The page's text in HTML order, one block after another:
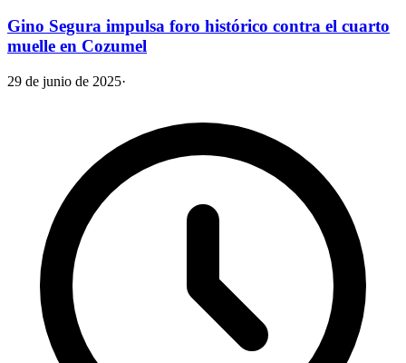
Gino Segura impulsa foro histórico contra el cuarto
muelle en Cozumel
29 de junio de 2025·